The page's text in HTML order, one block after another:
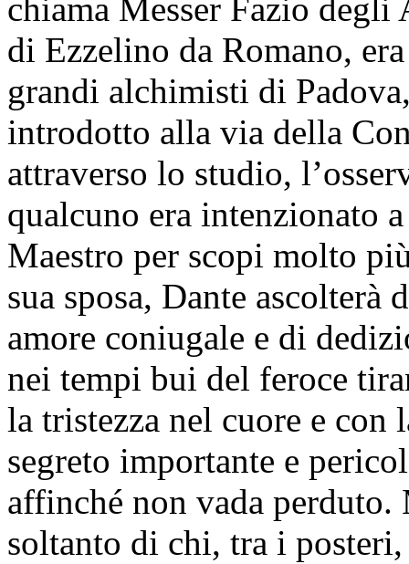
chiama Messer Fazio
di Ezzelino da Romano,
grandi alchimisti di
introdotto alla via della
attraverso lo studio,
qualcuno era intenzionato
Maestro per scopi molto
sua sposa, Dante
amore coniugale e di
nei tempi bui del feroce
la tristezza nel cuore e con
segreto importante e
affinché non vada perduto.
soltanto di chi, tra i